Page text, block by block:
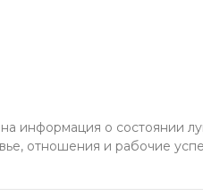
информация о состоянии
отношения и рабочие